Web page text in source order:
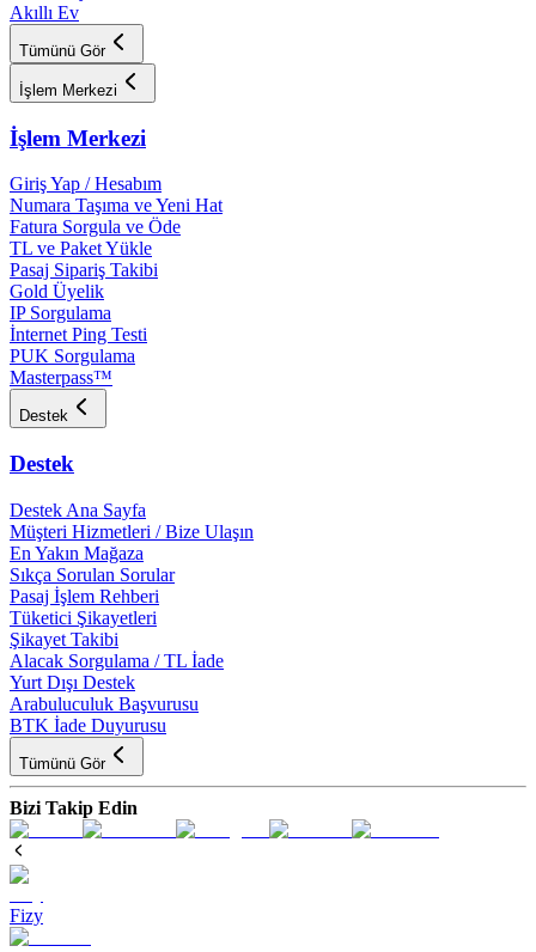
Akıllı Ev
Tümünü Gör
İşlem Merkezi
İşlem Merkezi
Giriş Yap / Hesabım
Numara Taşıma ve Yeni Hat
Fatura Sorgula ve Öde
TL ve Paket Yükle
Pasaj Sipariş Takibi
Gold Üyelik
IP Sorgulama
İnternet Ping Testi
PUK Sorgulama
Masterpass™
Destek
Destek
Destek Ana Sayfa
Müşteri Hizmetleri / Bize Ulaşın
En Yakın Mağaza
Sıkça Sorulan Sorular
Pasaj İşlem Rehberi
Tüketici Şikayetleri
Şikayet Takibi
Alacak Sorgulama / TL İade
Yurt Dışı Destek
Arabuluculuk Başvurusu
BTK İade Duyurusu
Tümünü Gör
Bizi Takip Edin
Fizy